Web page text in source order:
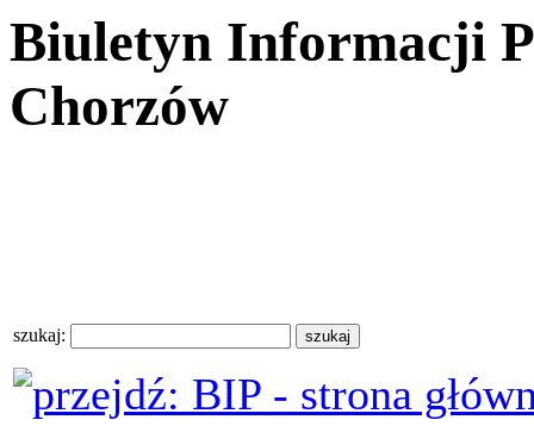
Biuletyn Informacji
Chorzów
szukaj: